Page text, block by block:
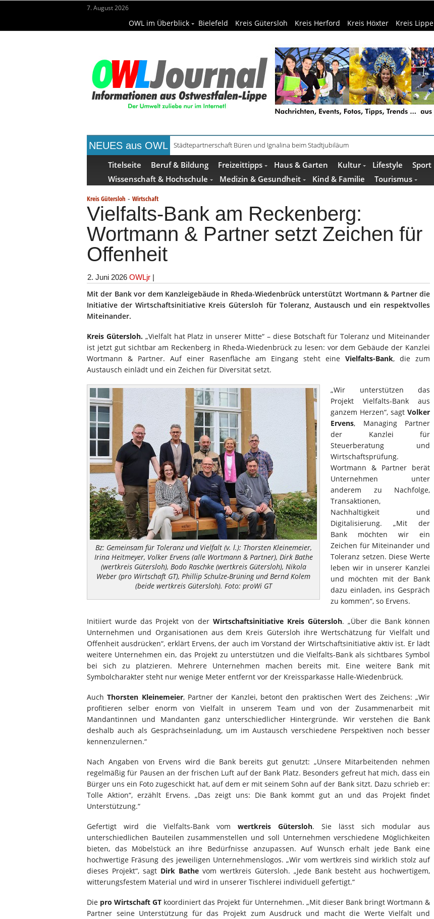
7. August 2026
OWL im Überblick Bielefeld Kreis Gütersloh Kreis Herford Kreis Höxter Kreis Lippe
NEUES aus OWL Städtepartnerschaft Büren und Ignalina beim Stadtjubiläum
Kollektion Skill Sharing der HSBI in Berlin ausgezeichnet
Titelseite Beruf & Bildung Freizeittipps Haus & Garten Kultur Lifestyle Sport
Wissenschaft & Hochschule
Medizin & Gesundheit Kind & Familie Tourismus
Kreis Gütersloh - Wirtschaft
Vielfalts-Bank am Reckenberg:
Wortmann & Partner setzt Zeichen für
Offenheit
2. Juni 2026 OWLjr |
Mit der Bank vor dem Kanzleigebäude in Rheda-Wiedenbrück unterstützt Wortmann & Partner die
Initiative der Wirtschaftsinitiative Kreis Gütersloh für Toleranz, Austausch und ein respektvolles
Miteinander.
Kreis Gütersloh.„Vielfalt hat Platz in unserer Mitte“ – diese Botschaft für Toleranz und Miteinander
ist jetzt gut sichtbar am Reckenberg in Rheda-Wiedenbrück zu lesen: vor dem Gebäude der Kanzlei
Wortmann & Partner. Auf einer Rasenfläche am Eingang steht eine Vielfalts-Bank, die zum
Austausch einlädt und ein Zeichen für Diversität setzt.
Bz: Gemeinsam für Toleranz und Vielfalt (v. l.): Thorsten Kleinemeier,
Irina Heitmeyer, Volker Ervens (alle Wortmann & Partner), Dirk Bathe
(wertkreis Gütersloh), Bodo Raschke (wertkreis Gütersloh), Nikola
Weber (pro Wirtschaft GT), Phillip Schulze-Brüning und Bernd Kolem
(beide wertkreis Gütersloh). Foto: proWi GT
„Wir unterstützen das
Projekt Vielfalts-Bank aus
ganzem Herzen“, sagt Volker
Ervens, Managing Partner
der Kanzlei für
Steuerberatung und
Wirtschaftsprüfung.
Wortmann & Partner berät
Unternehmen unter
anderem zu Nachfolge,
Transaktionen,
Nachhaltigkeit und
Digitalisierung. „Mit der
Bank möchten wir ein
Zeichen für Miteinander und
Toleranz setzen. Diese Werte
leben wir in unserer Kanzlei
und möchten mit der Bank
dazu einladen, ins Gespräch
zu kommen“, so Ervens.
Initiiert wurde das Projekt von der Wirtschaftsinitiative Kreis Gütersloh. „Über die Bank können
Unternehmen und Organisationen aus dem Kreis Gütersloh ihre Wertschätzung für Vielfalt und
Offenheit ausdrücken“, erklärt Ervens, der auch im Vorstand der Wirtschaftsinitiative aktiv ist. Er lädt
weitere Unternehmen ein, das Projekt zu unterstützen und die Vielfalts-Bank als sichtbares Symbol
bei sich zu platzieren. Mehrere Unternehmen machen bereits mit. Eine weitere Bank mit
Symbolcharakter steht nur wenige Meter entfernt vor der Kreissparkasse Halle-Wiedenbrück.
AuchThorsten Kleinemeier, Partner der Kanzlei, betont den praktischen Wert des Zeichens: „Wir
profitieren selber enorm von Vielfalt in unserem Team und von der Zusammenarbeit mit
Mandantinnen und Mandanten ganz unterschiedlicher Hintergründe. Wir verstehen die Bank
deshalb auch als Gesprächseinladung, um im Austausch verschiedene Perspektiven noch besser
kennenzulernen.“
Nach Angaben von Ervens wird die Bank bereits gut genutzt: „Unsere Mitarbeitenden nehmen
regelmäßig für Pausen an der frischen Luft auf der Bank Platz. Besonders gefreut hat mich, dass ein
Bürger uns ein Foto zugeschickt hat, auf dem er mit seinem Sohn auf der Bank sitzt. Dazu schrieb er:
Tolle Aktion“, erzählt Ervens. „Das zeigt uns: Die Bank kommt gut an und das Projekt findet
Unterstützung.“
Gefertigt wird die Vielfalts-Bank vom wertkreis Gütersloh. Sie lässt sich modular aus
unterschiedlichen Bauteilen zusammenstellen und soll Unternehmen verschiedene Möglichkeiten
bieten, das Möbelstück an ihre Bedürfnisse anzupassen. Auf Wunsch erhält jede Bank eine
hochwertige Fräsung des jeweiligen Unternehmenslogos. „Wir vom wertkreis sind wirklich stolz auf
dieses Projekt“, sagt Dirk Bathe vom wertkreis Gütersloh. „Jede Bank besteht aus hochwertigem,
witterungsfestem Material und wird in unserer Tischlerei individuell gefertigt.“
Die pro Wirtschaft GT koordiniert das Projekt für Unternehmen. „Mit dieser Bank bringt Wortmann &
Partner seine Unterstützung für das Projekt zum Ausdruck und macht die Werte Vielfalt und